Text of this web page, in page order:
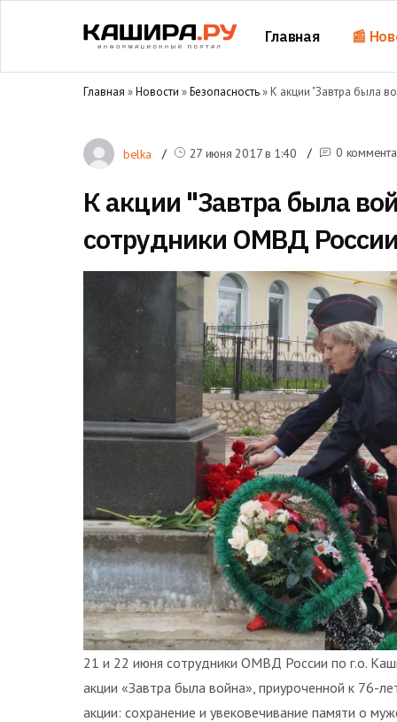
Главная 📰
Главная »Новости »Безопасность» К акции "Завтра была
belka 27 июня 2017 в 1:40 0
К акции "Завтра была
сотрудники ОМВД
21 и 22 июня сотрудники ОМВД России по г.о.
акции «Завтра была война», приуроченной к 76-
акции: сохранение и увековечивание памяти о